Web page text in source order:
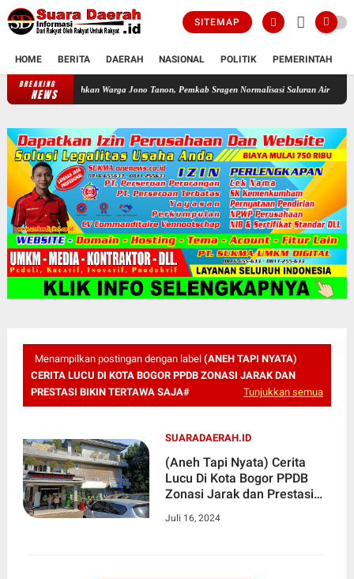
SITEMAP
HOME BERITA DAERAH NASIONAL POLITIK PEMERINTAH
BREAKING
NEWS
Dikeluhkan Warga Jono Tanon, Pemkab Sragen Normalisasi Saluran Air Sepanjang 1,9
Menampilkan postingan dengan label (ANEH TAPI NYATA)
CERITA LUCU DI KOTA BOGOR PPDB ZONASI JARAK DAN
PRESTASI BIKIN TERTAWA SAJA#
Tunjukkan semua
SUARADAERAH.ID
(Aneh Tapi Nyata) Cerita
Lucu Di Kota Bogor PPDB
Zonasi Jarak dan Prestasi
Juli 16, 2024